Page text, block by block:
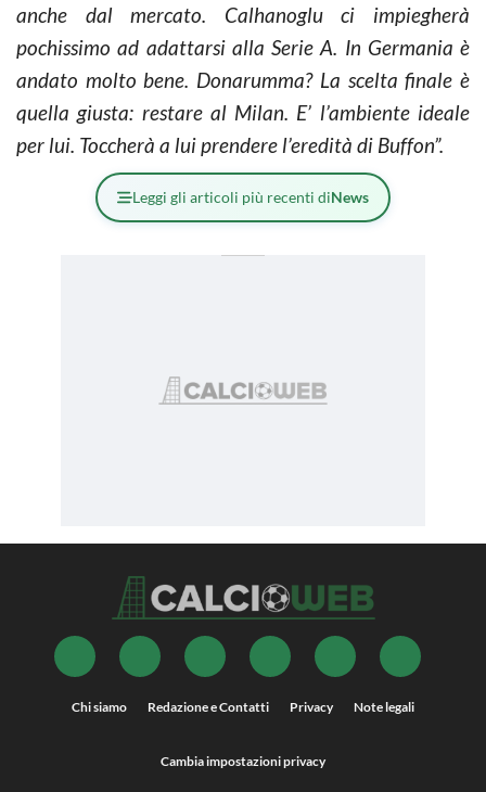
anche dal mercato. Calhanoglu ci impiegherà
pochissimo ad adattarsi alla Serie A. In Germania è
andato molto bene. Donarumma? La scelta finale è
quella giusta: restare al Milan. E’ l’ambiente ideale
per lui. Toccherà a lui prendere l’eredità di Buffon”.
Leggi gli articoli più recenti diNews
Chi siamo Redazione e Contatti Privacy Note legali
Cambia impostazioni privacy